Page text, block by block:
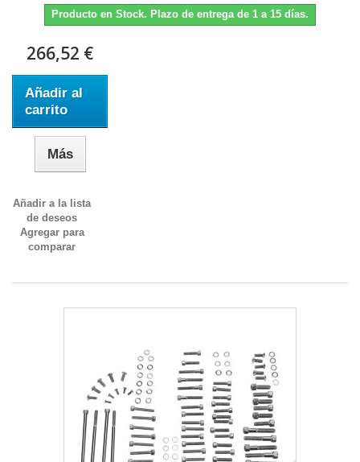
Producto en Stock. Plazo de entrega de 1 a 15 días.
266,52 €
Añadir al
carrito
Más
Añadir a la lista
de deseos
Agregar para
comparar